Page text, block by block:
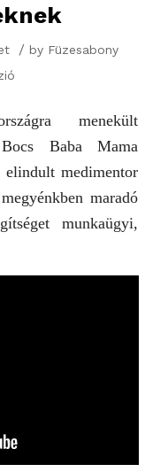
/ by Füzesabony
menekült
Baba Mama
elindult medimentor
maradó
munkaügyi,